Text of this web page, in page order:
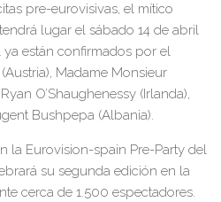
pre-eurovisivas, el mítico
lugar el sábado 14 de abril
ya están confirmados por el
Madame Monsieur
O’Shaughenessy (Irlanda),
Bushpepa (Albania).
la Eurovision-spain Pre-Party del
su segunda edición en la
cerca de 1.500 espectadores.